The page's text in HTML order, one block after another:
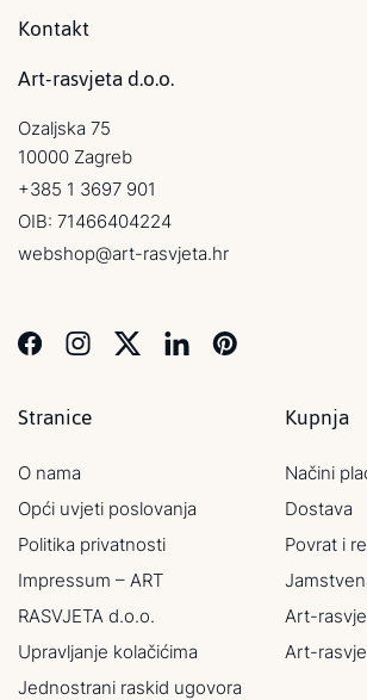
Kontakt
Art-rasvjeta d.o.o.
Ozaljska 75
10000 Zagreb
+385 1 3697 901
OIB: 71466404224
webshop@art-rasvjeta.hr
Stranice
O nama
Opći uvjeti poslovanja
Politika privatnosti
Impressum – ART
RASVJETA d.o.o.
Upravljanje kolačićima
Jednostrani raskid ugovora
Kupnja
Načini
Dostava
Povrat i
Art-
Art-